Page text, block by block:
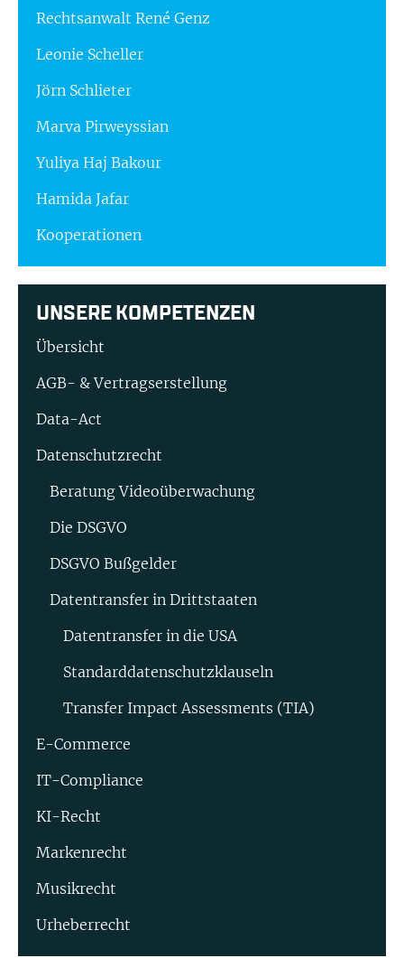
Rechtsanwalt René Genz
Leonie Scheller
Jörn Schlieter
Marva Pirweyssian
Yuliya Haj Bakour
Hamida Jafar
Kooperationen
UNSERE KOMPETENZEN
Übersicht
AGB- & Vertragserstellung
Data-Act
Datenschutzrecht
Beratung Video­überwachung
Die DSGVO
DSGVO Bußgelder
Datentransfer in Drittstaaten
Datentransfer in die USA
Standard­datenschutz­klauseln
Transfer Impact Assessments (TIA)
E-Commerce
IT-Compliance
KI-Recht
Markenrecht
Musikrecht
Urheberrecht